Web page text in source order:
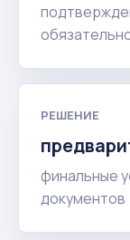
РЕШЕНИЕ
финальные
документов